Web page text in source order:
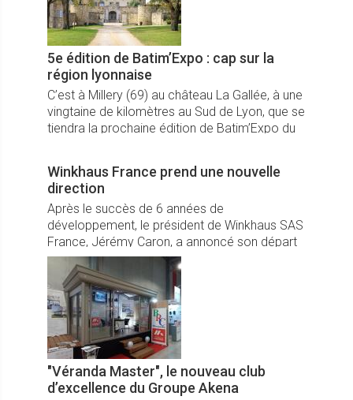
5e édition de Batim’Expo : cap sur la
région lyonnaise
C’est à Millery (69) au château La Gallée, à une
vingtaine de kilomètres au Sud de Lyon, que se
tiendra la prochaine édition de Batim’Expo du
Winkhaus France prend une nouvelle
direction
Après le succès de 6 années de
développement, le président de Winkhaus SAS
France, Jérémy Caron, a annoncé son départ
le 30 avril 2025 après avoir magistralement
dynamisé la filiale du Groupe allemand, ...
"Véranda Master", le nouveau club
d’excellence du Groupe Akena